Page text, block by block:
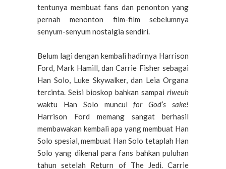
tentunya membuat fans dan penonton yang
pernah menonton film-film sebelumnya
senyum-senyum nostalgia sendiri.
Belum lagi dengan kembali hadirnya Harrison
Ford, Mark Hamill, dan Carrie Fisher sebagai
Han Solo, Luke Skywalker, dan Leia Organa
tercinta. Seisi bioskop bahkan sampai riweuh
waktu Han Solo munculfor God’s sake!
Harrison Ford memang sangat berhasil
membawakan kembali apa yang membuat Han
Solo spesial, membuat Han Solo tetaplah Han
Solo yang dikenal para fans bahkan puluhan
tahun setelah Return of The Jedi. Carrie